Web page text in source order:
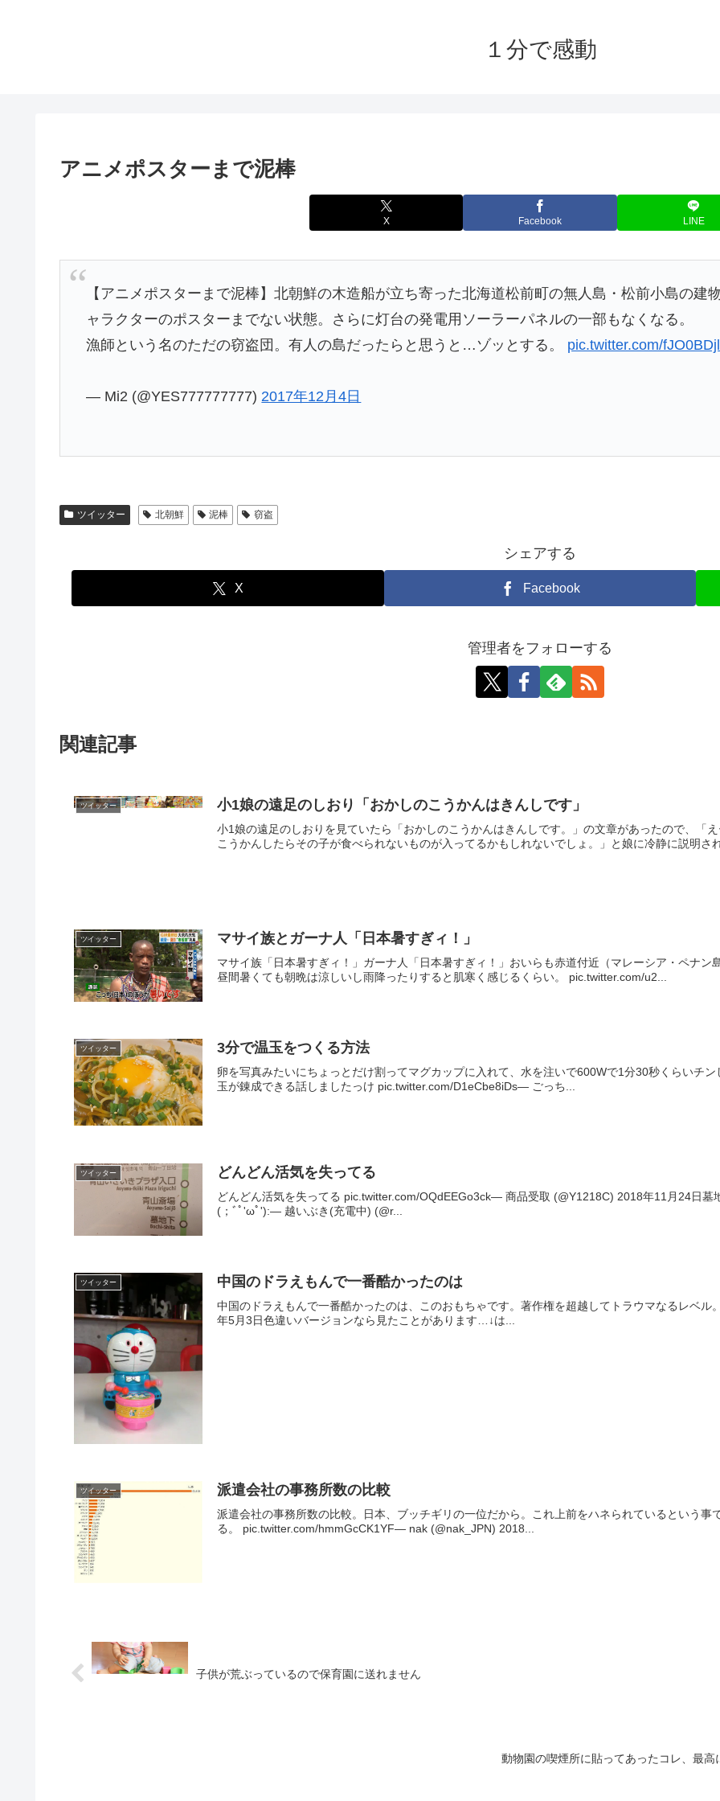
１分で感動
アニメポスターまで泥棒
X Facebook LINE
【アニメポスターまで泥棒】北朝鮮の木造船が立ち寄った北海道松前町の無人島・松前小島の建
ャラクターのポスターまでない状態。さらに灯台の発電用ソーラーパネルの一部もなくなる。
漁師という名のただの窃盗団。有人の島だったらと思うと…ゾッとする。 pic.twitter.com/
— Mi2 (@YES777777777) 2017年12月4日
ツイッター 北朝鮮 泥棒 窃盗
シェアする
X Facebook
管理者をフォローする
関連記事
ツイッター 小1娘の遠足のしおり「おかしのこうかんはきんしです」
小1娘の遠足のしおりを見ていたら「おかしのこうかんはきんしです。」の文章があったので、「
こうかんしたらその子が食べられないものが入ってるかもしれないでしょ。」と娘に冷静に説明さ
ツイッター マサイ族とガーナ人「日本暑すぎィ！」
マサイ族「日本暑すぎィ！」ガーナ人「日本暑すぎィ！」おいらも赤道付近（マレーシア・ペナ
昼間暑くても朝晩は涼しいし雨降ったりすると肌寒く感じるくらい。 pic.twitter.com/u2...
ツイッター 3分で温玉をつくる方法
卵を写真みたいにちょっとだけ割ってマグカップに入れて、水を注いで600Wで1分30秒くらいチ
玉が錬成できる話しましたっけ pic.twitter.com/D1eCbe8iDs— ごっち...
ツイッター どんどん活気を失ってる
どんどん活気を失ってる pic.twitter.com/OQdEEGo3ck— 商品受取 (@Y1218C) 2018年11月24日
(；ﾞﾟ'ωﾟ'):— 越いぶき(充電中) (@r...
ツイッター 中国のドラえもんで一番酷かったのは
中国のドラえもんで一番酷かったのは、このおもちゃです。著作権を超越してトラウマなるレベ
年5月3日色違いバージョンなら見たことがあります…↓は...
ツイッター 派遣会社の事務所数の比較
派遣会社の事務所数の比較。日本、ブッチギリの一位だから。これ上前をハネられているという
る。 pic.twitter.com/hmmGcCK1YF— nak (@nak_JPN) 2018...
子供が荒ぶっているので保育園に送れません
動物園の喫煙所に貼ってあったコレ、最